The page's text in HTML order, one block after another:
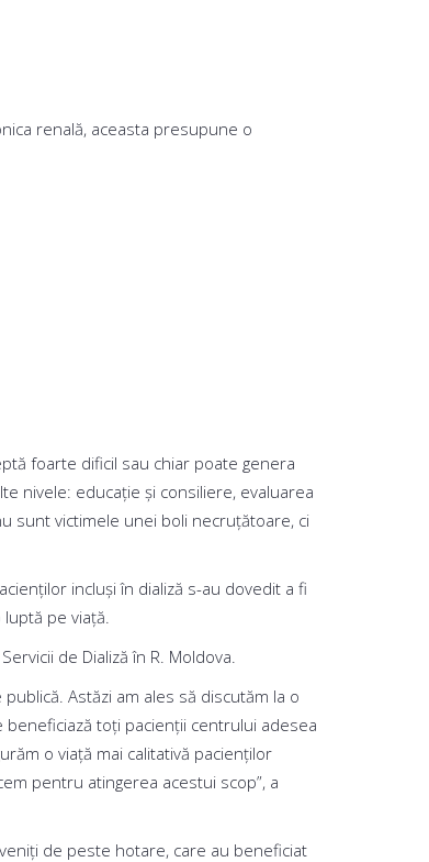
renală, aceasta presupune o
foarte dificil sau chiar poate genera
nivele: educație și consiliere, evaluarea
sunt victimele unei boli necruțătoare, ci
incluși în dializă s-au dovedit a fi
pe viață.
de Dializă în R. Moldova.
Astăzi am ales să discutăm la o
toți pacienții centrului adesea
o viață mai calitativă pacienților
pentru atingerea acestui scop”, a
de peste hotare, care au beneficiat